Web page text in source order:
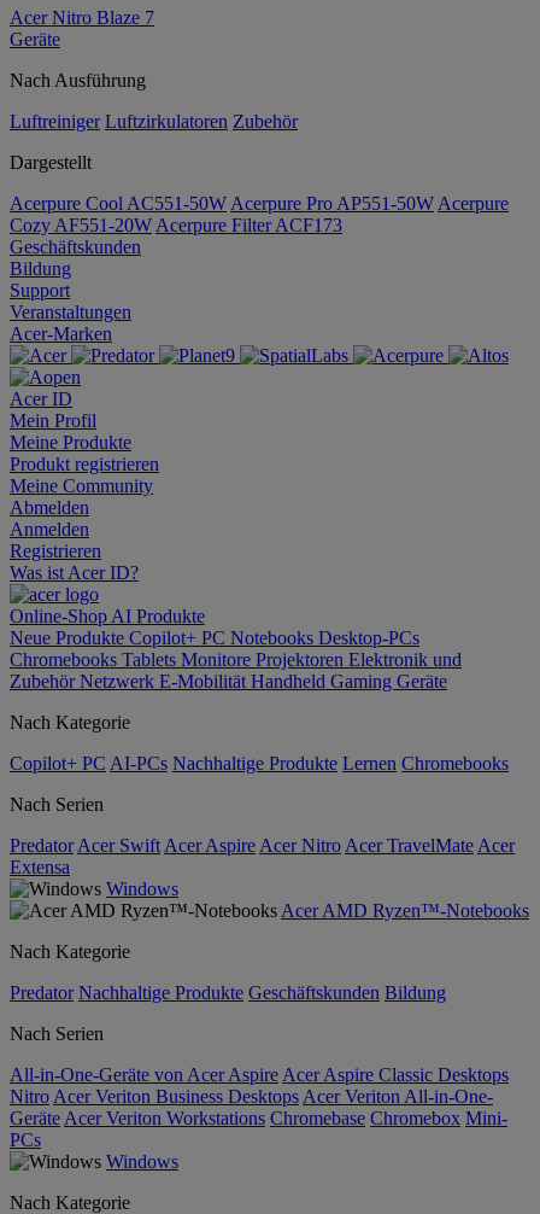
Acer Nitro Blaze 7
Geräte
Nach Ausführung
Luftreiniger Luftzirkulatoren Zubehör
Dargestellt
Acerpure Cool AC551-50W Acerpure Pro AP551-50W Acerpure
Cozy AF551-20W Acerpure Filter ACF173
Geschäftskunden
Bildung
Support
Veranstaltungen
Acer-Marken
Acer ID
Mein Profil
Meine Produkte
Produkt registrieren
Meine Community
Abmelden
Anmelden
Registrieren
Was ist Acer ID?
Online-Shop AI Produkte
Neue Produkte Copilot+ PC Notebooks Desktop-PCs
Chromebooks Tablets Monitore Projektoren Elektronik und
ZubehörNetzwerk E-Mobilität Handheld Gaming Geräte
Nach Kategorie
Copilot+ PC AI-PCs Nachhaltige Produkte Lernen Chromebooks
Nach Serien
Predator Acer Swift Acer Aspire Acer Nitro Acer TravelMate Acer
Extensa
Windows
Acer AMD Ryzen™-Notebooks
Nach Kategorie
Predator Nachhaltige Produkte Geschäftskunden Bildung
Nach Serien
All-in-One-Geräte von Acer Aspire Acer Aspire Classic Desktops
Nitro Acer Veriton Business Desktops Acer Veriton All-in-One-
Geräte Acer Veriton Workstations Chromebase Chromebox Mini-
PCs
Windows
Nach Kategorie